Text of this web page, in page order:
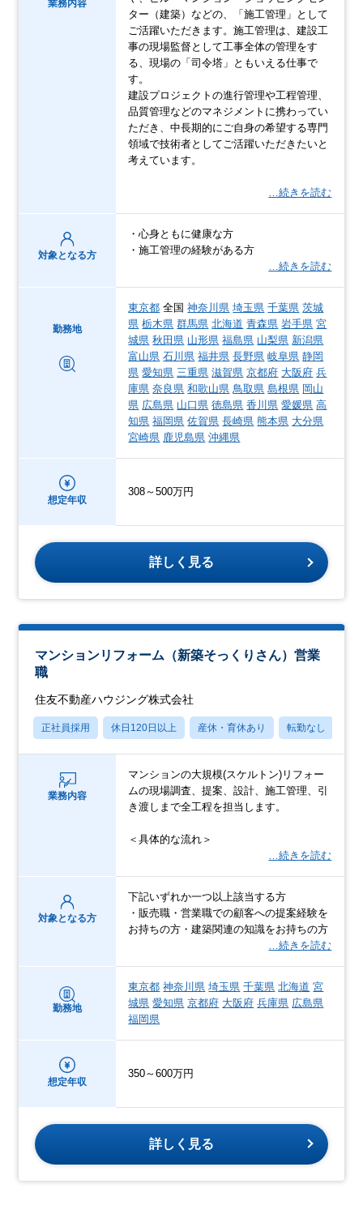
業務内容
ター（建築）などの、「施工管理」として
ご活躍いただきます。施工管理は、建設工
事の現場監督として工事全体の管理をす
る、現場の「司令塔」ともいえる仕事で
す。
建設プロジェクトの進行管理や工程管理、
品質管理などのマネジメントに携わってい
ただき、中長期的にご自身の希望する専門
領域で技術者としてご活躍いただきたいと
考えています。
…続きを読む
対象となる方
・心身ともに健康な方
・施工管理の経験がある方
…続きを読む
勤務地
東京都 全国神奈川県 埼玉県 千葉県 茨城
県 栃木県 群馬県 北海道 青森県 岩手県 宮
城県 秋田県 山形県 福島県 山梨県 新潟県
富山県 石川県 福井県 長野県 岐阜県 静岡
県 愛知県 三重県 滋賀県 京都府 大阪府 兵
庫県 奈良県 和歌山県 鳥取県 島根県 岡山
県 広島県 山口県 徳島県 香川県 愛媛県 高
知県 福岡県 佐賀県 長崎県 熊本県 大分県
宮崎県 鹿児島県 沖縄県
想定年収
308～500万円
詳しく見る
マンションリフォーム（新築そっくりさん）営業
職
住友不動産ハウジング株式会社
正社員採用 休日120日以上 産休・育休あり 転勤なし
業務内容
マンションの⼤規模(スケルトン)リフォー
ムの現場調査、提案、設計、施⼯管理、引
き渡しまで全⼯程を担当します。
＜具体的な流れ＞
…続きを読む
対象となる方
下記いずれか一つ以上該当する方
・販売職・営業職での顧客への提案経験を
お持ちの方・建築関連の知識をお持ちの方
…続きを読む
勤務地
東京都 神奈川県 埼玉県 千葉県 北海道 宮
城県 愛知県 京都府 大阪府 兵庫県 広島県
福岡県
想定年収
350～600万円
詳しく見る